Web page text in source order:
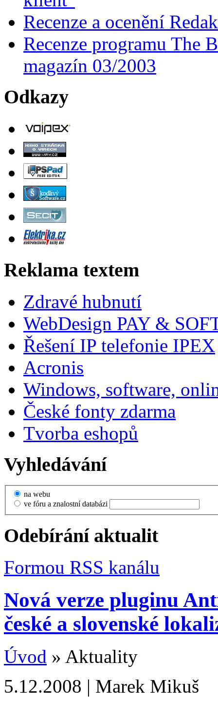
Recenze a ocenění
Recenze programu The
magazín 03/2003
Odkazy
Reklama textem
Zdravé hubnutí
WebDesign PAY &
Řešení IP telefonie IPEX
Acronis
Windows, software,
České fonty zdarma
Tvorba eshopů
Vyhledávání
na webu
ve fóru a znalostní databázi
Odebírání aktualit
Formou RSS kanálu
Nová verze pluginu
české a slovenské
Úvod » Aktuality
5.12.2008 | Marek Mikuš